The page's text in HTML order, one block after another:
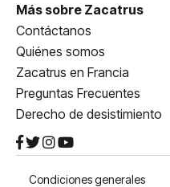
Más sobre Zacatrus
Contáctanos
Quiénes somos
Zacatrus en Francia
Preguntas Frecuentes
Derecho de desistimiento
Condiciones generales